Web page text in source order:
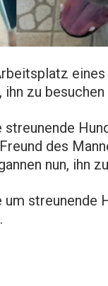
zu besuchen
des
nun, ihn
streunende